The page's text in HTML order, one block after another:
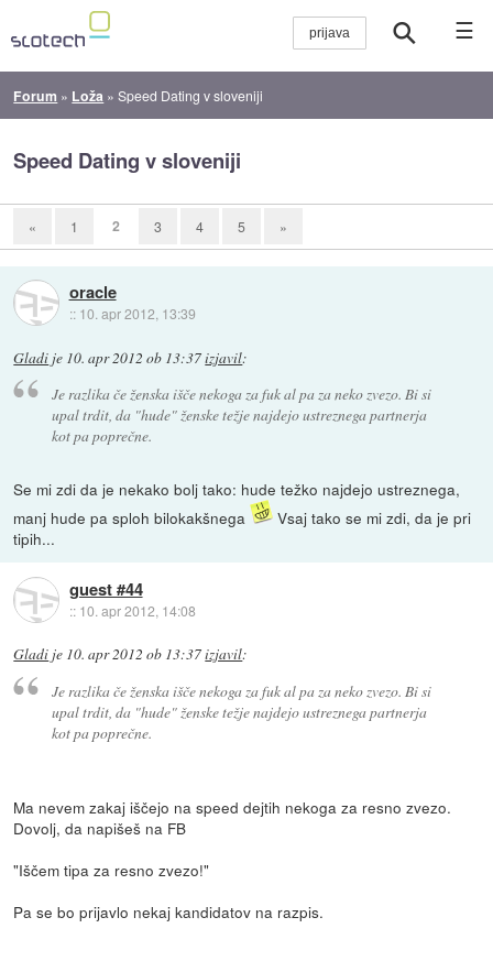
☰
Forum » Loža »Speed Dating v sloveniji
Speed Dating v sloveniji
« 1 2 3 4 5 »
oracle
:: 10. apr 2012, 13:39
Gladi je 10. apr 2012 ob 13:37izjavil:
Je razlika če ženska išče nekoga za fuk al pa za neko zvezo. Bi si
upal trdit, da "hude" ženske težje najdejo ustreznega partnerja
kot pa poprečne.
Se mi zdi da je nekako bolj tako: hude težko najdejo ustreznega,
manj hude pa sploh bilokakšnega
Vsaj tako se mi zdi, da je pri
tipih...
guest #44
:: 10. apr 2012, 14:08
Gladi je 10. apr 2012 ob 13:37izjavil:
Je razlika če ženska išče nekoga za fuk al pa za neko zvezo. Bi si
upal trdit, da "hude" ženske težje najdejo ustreznega partnerja
kot pa poprečne.
Ma nevem zakaj iščejo na speed dejtih nekoga za resno zvezo.
Dovolj, da napišeš na FB
"Iščem tipa za resno zvezo!"
Pa se bo prijavlo nekaj kandidatov na razpis.